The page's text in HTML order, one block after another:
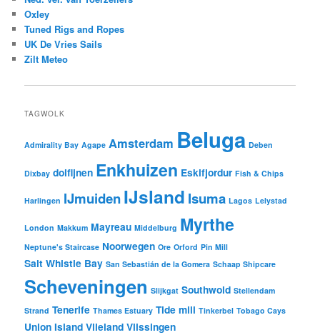
Oxley
Tuned Rigs and Ropes
UK De Vries Sails
Zilt Meteo
TAGWOLK
Admirality Bay Agape Amsterdam Beluga Deben
Dixbay dolfijnen Enkhuizen Eskifjordur Fish & Chips
Harlingen IJmuidenIJsland Isuma Lagos Lelystad
London Makkum Mayreau Middelburg Myrthe
Neptune's Staircase Noorwegen Ore Orford Pin Mill
Salt Whistle Bay San Sebastián de la Gomera Schaap Shipcare
Scheveningen Slijkgat Southwold Stellendam
Strand Tenerife Thames Estuary Tide mill Tinkerbel Tobago Cays
Union Island Vlieland Vlissingen